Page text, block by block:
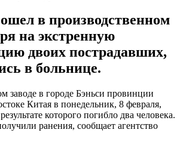
в производственном
на экстренную
двоих пострадавших,
в больнице.
заводе в городе Бэньси провинции
Китая в понедельник, 8 февраля,
которого погибло два человека.
ранения, сообщает агентство